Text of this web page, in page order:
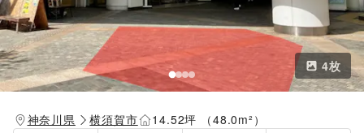
4枚
神奈川県 横須賀市 14.52坪 （48.0m²）